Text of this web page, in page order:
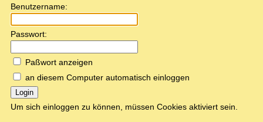
Benutzername:
Passwort:
Paßwort anzeigen
an diesem Computer automatisch einloggen
Login
Um sich einloggen zu können, müssen Cookies aktiviert sein.